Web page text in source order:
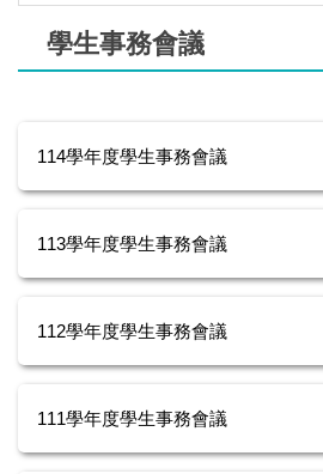
學生事務會議
114學年度學生事務會議
113學年度學生事務會議
112學年度學生事務會議
111學年度學生事務會議